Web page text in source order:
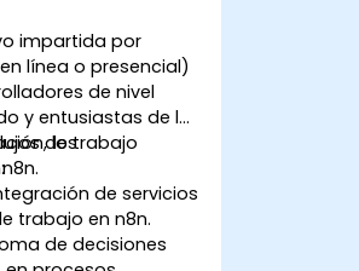
impartida por
línea o presencial)
de nivel
y entusiastas de la
de trabajo
los
de servicios
trabajo en n8n.
de decisiones